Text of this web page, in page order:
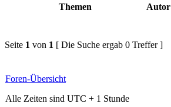
Themen Autor
Seite 1 von 1 [ Die Suche ergab 0 Treffer ]
Foren-Übersicht
Alle Zeiten sind UTC + 1 Stunde